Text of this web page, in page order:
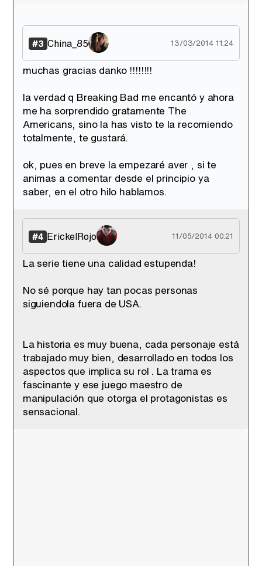
#3 China_85 13/03/2014 11:24
muchas gracias danko !!!!!!!!
la verdad q Breaking Bad me encantó y ahora
me ha sorprendido gratamente The
Americans, sino la has visto te la recomiendo
totalmente, te gustará.
ok, pues en breve la empezaré aver , si te
animas a comentar desde el principio ya
saber, en el otro hilo hablamos.
#4 ErickelRojo 11/05/2014 00:21
La serie tiene una calidad estupenda!
No sé porque hay tan pocas personas
siguiendola fuera de USA.
La historia es muy buena, cada personaje está
trabajado muy bien, desarrollado en todos los
aspectos que implica su rol . La trama es
fascinante y ese juego maestro de
manipulación que otorga el protagonistas es
sensacional.